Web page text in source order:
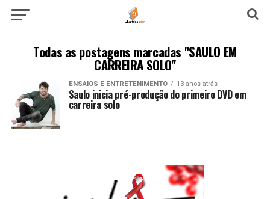
Todas as postagens marcadas "SAULO EM
CARREIRA SOLO"
ENSAIOS E ENTRETENIMENTO 13 anos atrás
Saulo inicia pré-produção do primeiro DVD em
carreira solo